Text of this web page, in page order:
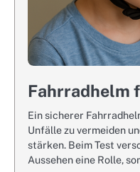
Fahrradhelm
Ein sicherer
Unfälle zu vermeiden
stärken. Beim Test
Aussehen eine Rolle,